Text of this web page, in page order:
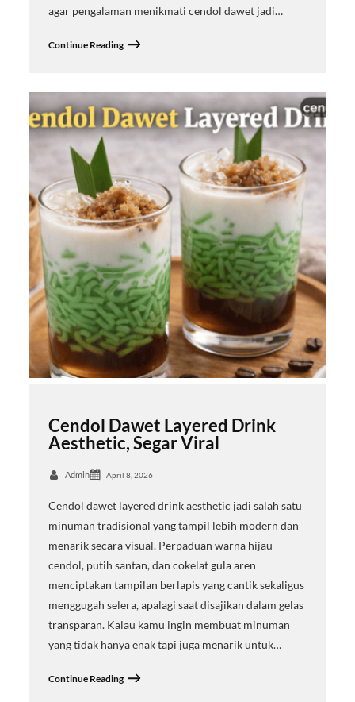
agar pengalaman menikmati cendol dawet jadi…
Continue Reading
Cendol Dawet Layered Drink
Aesthetic, Segar Viral
Admin April 8, 2026
Cendol dawet layered drink aesthetic jadi salah satu
minuman tradisional yang tampil lebih modern dan
menarik secara visual. Perpaduan warna hijau
cendol, putih santan, dan cokelat gula aren
menciptakan tampilan berlapis yang cantik sekaligus
menggugah selera, apalagi saat disajikan dalam gelas
transparan. Kalau kamu ingin membuat minuman
yang tidak hanya enak tapi juga menarik untuk…
Continue Reading